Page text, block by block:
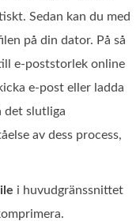
Sedan kan du med
på din dator. På så
e-poststorlek online
e-post eller ladda
det slutliga
av dess process,
i huvudgränssnittet